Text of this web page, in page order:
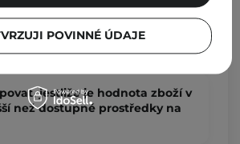
aktuální zůstatek karty?
dárkovou kartou zaplatit?
jestliže je hodnota zboží v
než dostupné prostředky na
POVINNÉ ÚDAJE